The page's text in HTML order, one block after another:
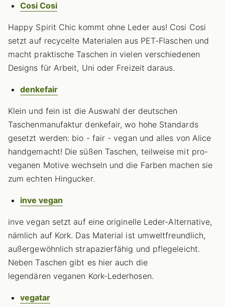
Cosi Cosi
Happy Spirit Chic kommt ohne Leder aus! Cosi Cosi
setzt auf recycelte Materialen aus PET-Flaschen und
macht praktische Taschen in vielen verschiedenen
Designs für Arbeit, Uni oder Freizeit daraus.
denkefair
Klein und fein ist die Auswahl der deutschen
Taschenmanufaktur denkefair, wo hohe Standards
gesetzt werden: bio - fair - vegan und alles von Alice
handgemacht! Die süßen Taschen, teilweise mit pro-
veganen Motive wechseln und die Farben machen sie
zum echten Hingucker.
inve vegan
inve vegan setzt auf eine originelle Leder-Alternative,
nämlich auf Kork. Das Material ist umweltfreundlich,
außergewöhnlich strapazierfähig und pflegeleicht.
Neben Taschen gibt es hier auch die
legendären veganen Kork-Lederhosen.
vegatar